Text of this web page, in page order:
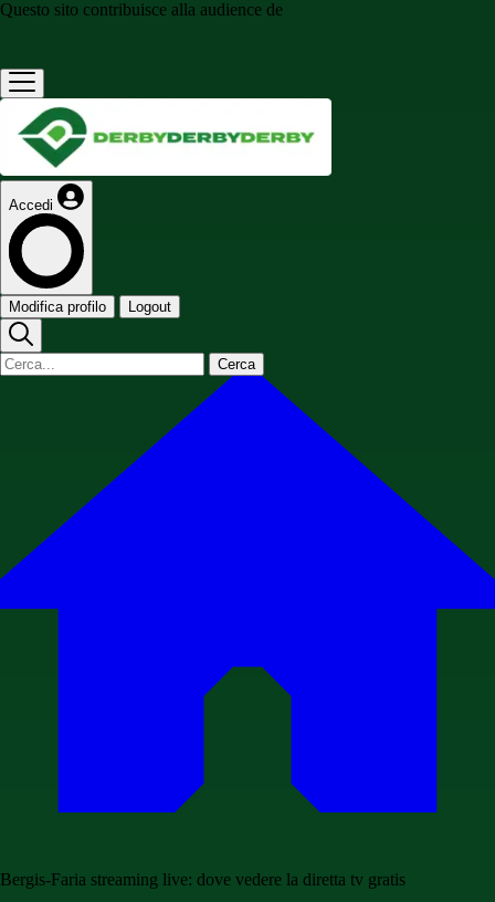
Questo sito contribuisce alla audience de
Accedi
Modifica profilo Logout
Cerca
Bergis-Faria streaming live: dove vedere la diretta tv gratis